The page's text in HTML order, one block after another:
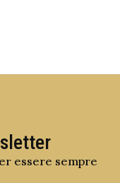
essere sempre